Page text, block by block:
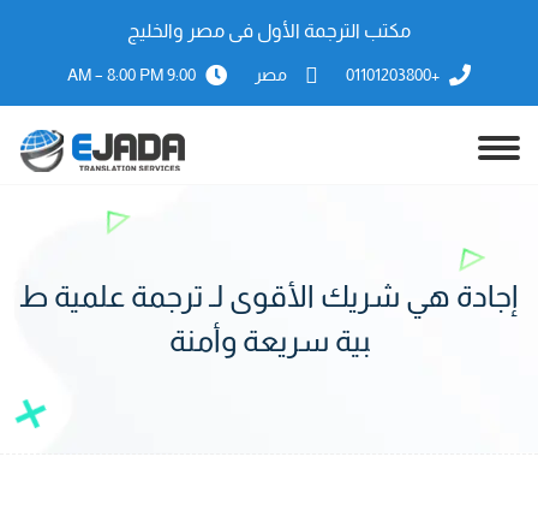
مكتب الترجمة الأول فى مصر والخليج
+01101203800 مصر 9:00 AM – 8:00 PM
إجادة هي شريك الأقوى لـ ترجمة علمية ط
بية سريعة وأمنة